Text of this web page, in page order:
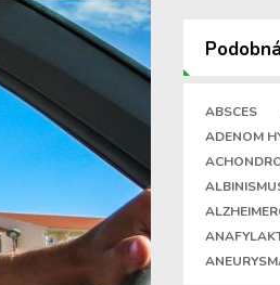
Podobná
ABSCES
ADENOM